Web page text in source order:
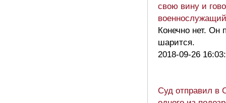
свою вину и
Конечно нет. Он
шарится.
2018-09-26
Суд отправил в